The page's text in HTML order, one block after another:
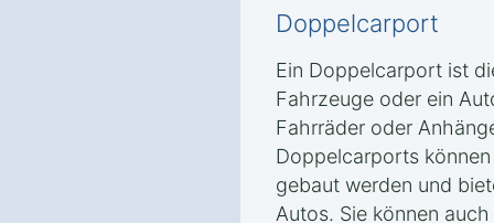
Doppelcarport
Ein Doppelcarport ist
Fahrzeuge oder ein
Fahrräder oder
Doppelcarports
gebaut werden und
Autos. Sie können